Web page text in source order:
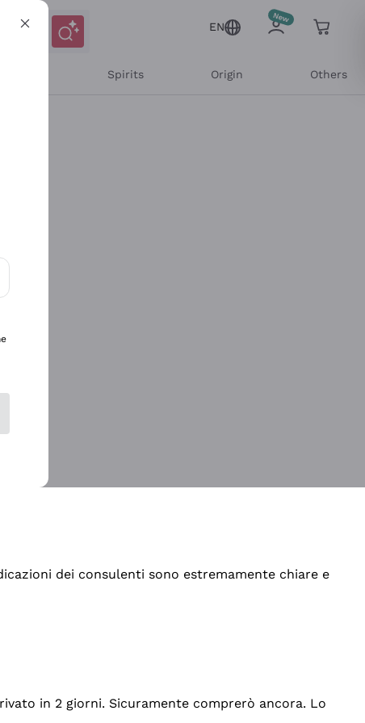
EN
Spirits Origin Others
dei consulenti sono estremamente chiare e
in 2 giorni. Sicuramente comprerò ancora. Lo